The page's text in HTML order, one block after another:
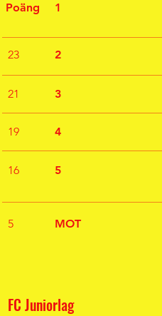
Poäng 1
23 2
21 3
19 4
16 5
5 MOT
FC Juniorlag